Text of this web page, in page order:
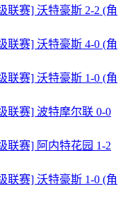
联赛] 沃特豪斯 2-2 (角
联赛] 沃特豪斯 4-0 (角
联赛] 沃特豪斯 1-0 (角
联赛] 波特摩尔联 0-0
联赛] 阿内特花园 1-2
联赛] 沃特豪斯 1-0 (角